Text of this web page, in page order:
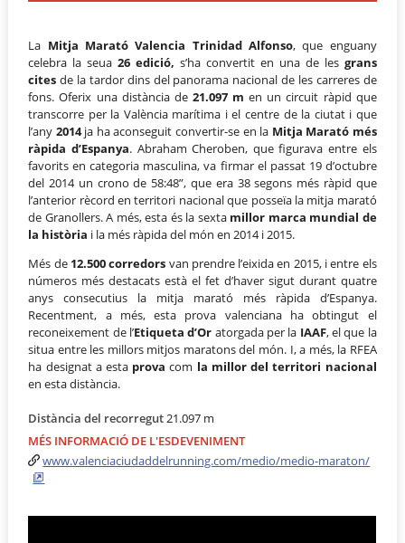
La Mitja Marató Valencia Trinidad Alfonso, que enguany
celebra la seua26 edició, s’ha convertit en una de lesgrans
cites de la tardor dins del panorama nacional de les carreres de
fons. Oferix una distància de 21.097 m en un circuit ràpid que
transcorre per la València marítima i el centre de la ciutat i que
l’any 2014ja ha aconseguit convertir-se en la Mitja Marató més
ràpida d’Espanya. Abraham Cheroben, que figurava entre els
favorits en categoria masculina, va firmar el passat 19 d’octubre
del 2014 un crono de 58:48”, que era 38 segons més ràpid que
l’anterior rècord en territori nacional que posseïa la mitja marató
de Granollers. A més, esta és la sextamillor marca mundial de
la història i la més ràpida del món en 2014 i 2015.
Més de 12.500 corredors van prendre l’eixida en 2015, i entre els
números més destacats està el fet d’haver sigut durant quatre
anys consecutius la mitja marató més ràpida d’Espanya.
Recentment, a més, esta prova valenciana ha obtingut el
reconeixement de l’Etiqueta d’Or atorgada per la IAAF, el que la
situa entre les millors mitjos maratons del món. I, a més, la RFEA
ha designat a esta prova com la millor del territori nacional
en esta distància.
Distància del recorregut21.097 m
MÉS INFORMACIÓ DE L'ESDEVENIMENT
www.valenciaciudaddelrunning.com/medio/medio-maraton/